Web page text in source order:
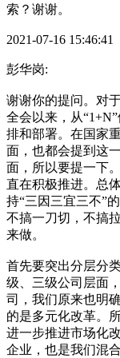
索？谢谢。
2021-07-16 15:46:41
彭华岗:
谢谢你的提问。对
全会以来，从
排和部署。在国家
面，也都会提到这
面，所以要提一下
直在积极推进。总
持“三因三宜三不”
不搞一刀切，不搞
来做。
首先要突出分层分
级、三级公司层面
司，我们原来也明
的是多元化改革。
进一步推进市场化
企业，也是我们混